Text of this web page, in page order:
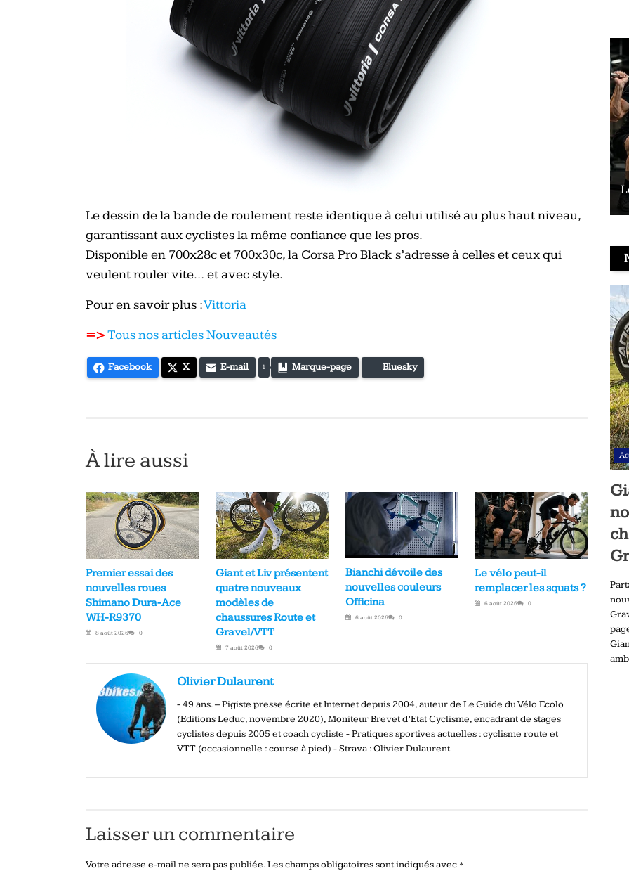
Le dessin de la bande de roulement reste identique à celui utilisé au plus haut niveau,
garantissant aux cyclistes la même confiance que les pros.
Disponible en 700x28c et 700x30c, la Corsa Pro Black s’adresse à celles et ceux qui
veulent rouler vite… et avec style.
Pour en savoir plus :Vittoria
=>Tous nos articles Nouveautés
Facebook X E-mail 1 Marque-page Bluesky
À lire aussi
Premier essai des
nouvelles roues
Shimano Dura-Ace
WH-R9370
8 août 2026 0
Giant et Liv présentent
quatre nouveaux
modèles de
chaussures Route et
Gravel/VTT
7 août 2026 0
Bianchi dévoile des
nouvelles couleurs
Officina
6 août 2026 0
Le vélo peut-il
remplacer les squats ?
6 août 2026 0
Olivier Dulaurent
- 49 ans. – Pigiste presse écrite et Internet depuis 2004, auteur de Le Guide du Vélo Ecolo
(Editions Leduc, novembre 2020), Moniteur Brevet d’Etat Cyclisme, encadrant de stages
cyclistes depuis 2005 et coach cycliste - Pratiques sportives actuelles : cyclisme route et
VTT (occasionnelle : course à pied) - Strava : Olivier Dulaurent
Laisser un commentaire
Votre adresse e-mail ne sera pas publiée.Les champs obligatoires sont indiqués avec *